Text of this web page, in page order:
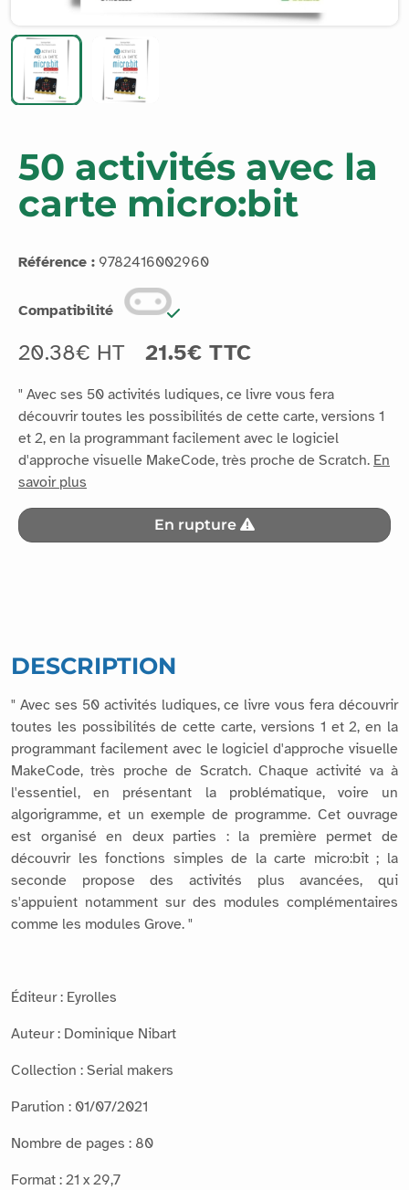
50 activités avec la
carte micro:bit
Référence : 9782416002960
Compatibilité
20.38€ HT 21.5€ TTC
" Avec ses 50 activités ludiques, ce livre vous fera
découvrir toutes les possibilités de cette carte, versions 1
et 2, en la programmant facilement avec le logiciel
d'approche visuelle MakeCode, très proche de Scratch. En
savoir plus
En rupture
DESCRIPTION
" Avec ses 50 activités ludiques, ce livre vous fera découvrir
toutes les possibilités de cette carte, versions 1 et 2, en la
programmant facilement avec le logiciel d'approche visuelle
MakeCode, très proche de Scratch. Chaque activité va à
l'essentiel, en présentant la problématique, voire un
algorigramme, et un exemple de programme. Cet ouvrage
est organisé en deux parties : la première permet de
découvrir les fonctions simples de la carte micro:bit ; la
seconde propose des activités plus avancées, qui
s'appuient notamment sur des modules complémentaires
comme les modules Grove. "
Éditeur : Eyrolles
Auteur : Dominique Nibart
Collection : Serial makers
Parution : 01/07/2021
Nombre de pages : 80
Format : 21 x 29,7